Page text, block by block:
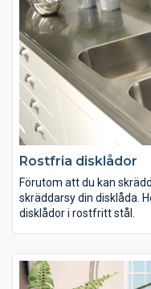
Rostfria disklådor
Förutom att du kan
skräddarsy din disklåda.
disklådor i rostfritt stål.